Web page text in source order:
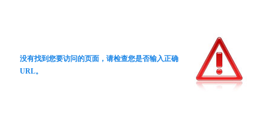
没有找到您要访问的页面，请检查您是否输入正确
URL。